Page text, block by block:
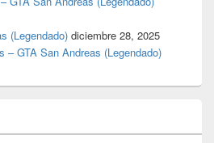
(Legendado) diciembre 28, 2025
– GTA San Andreas (Legendado)